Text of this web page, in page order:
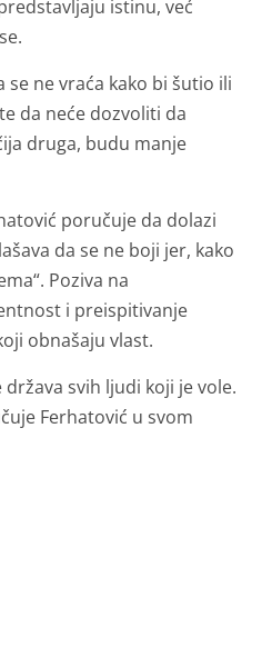
istinu, već
se ne vraća kako bi šutio ili
da neće dozvoliti da
druga, budu manje
poručuje da dolazi
da se ne boji jer, kako
Poziva na
i preispitivanje
obnašaju vlast.
država svih ljudi koji je vole.
Ferhatović u svom